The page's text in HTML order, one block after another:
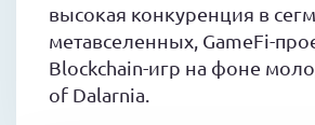
высокая конкуренция в
метавселенных, GameFi-
Blockchain-игр на фоне
of Dalarnia.